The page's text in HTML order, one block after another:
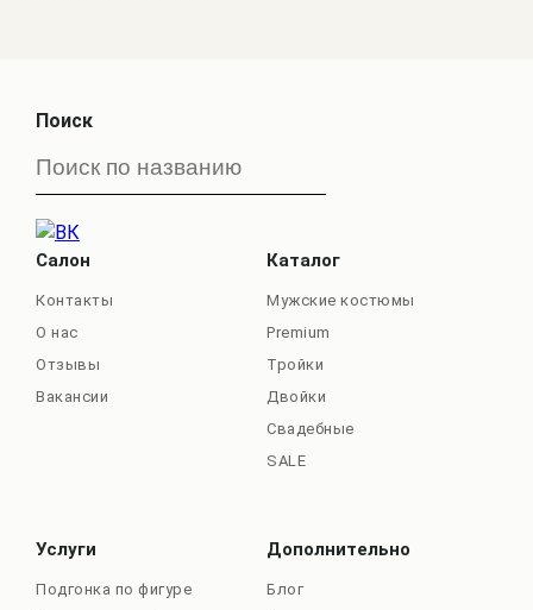
Поиск
Салон
Контакты
О нас
Отзывы
Вакансии
Каталог
Мужские костюмы
Premium
Тройки
Двойки
Свадебные
SALE
Услуги
Подгонка по фигуре
Дополнительно
Блог